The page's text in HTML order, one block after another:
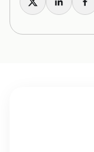
X LinkedIn